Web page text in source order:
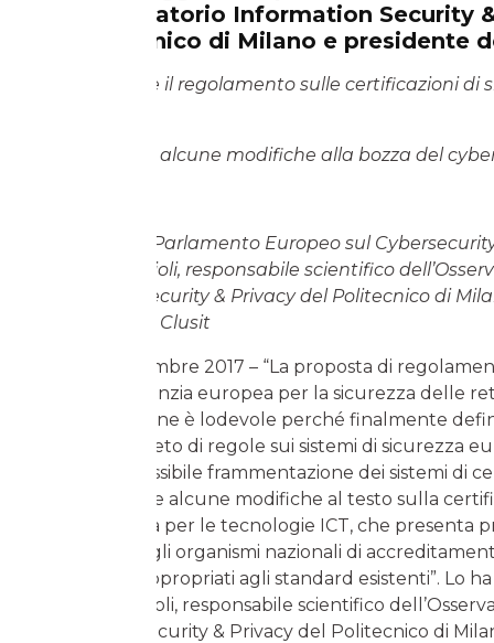
dell’Osservatorio Information Security
del Politecnico di Milano e presidente
Faggioli: “Bene il regolamento sulle certificazioni di
Ma necessarie alcune modifiche alla bozza del
L’audizione al Parlamento Europeo sul
Gabriele Faggioli, responsabile scientifico
Information Security & Privacy del Politecnico di
presidente del Clusit
Milano, 14 dicembre 2017 – “La proposta di
sull’Enisa, l’Agenzia europea per la sicurezza delle
dell’informazione è lodevole perché finalmente
quadro completo di regole sui sistemi di sicurezza
previene la possibile frammentazione dei sistemi di
sono necessarie alcune modifiche al testo sulla
cybersicurezza per le tecnologie ICT, che presenta
relazione con gli organismi nazionali di
riferimenti inappropriati agli standard esistenti”. Lo
Gabriele Faggioli, responsabile scientifico
Information Security & Privacy del Politecnico di